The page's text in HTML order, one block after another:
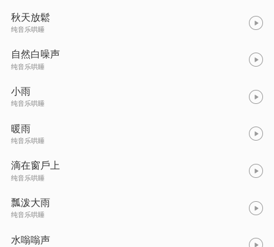
秋天放鬆
纯音乐哄睡
自然白噪声
纯音乐哄睡
小雨
纯音乐哄睡
暖雨
纯音乐哄睡
滴在窗戶上
纯音乐哄睡
瓢泼大雨
纯音乐哄睡
水嗡嗡声